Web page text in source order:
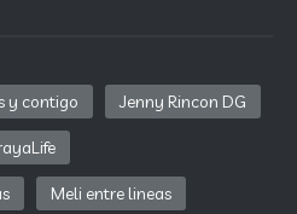
y contigo Jenny Rincon DG
Meli entre lineas